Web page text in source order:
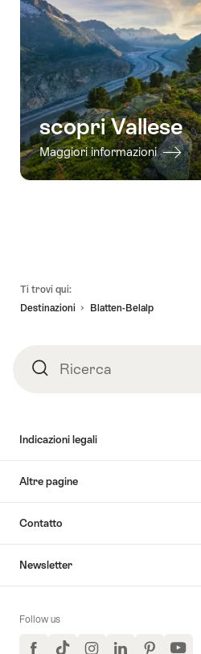
scopri Vallese
Maggiori informazioni
Ti trovi qui:
Destinazioni
Blatten-Belalp
RicercaRicerca
Indicazioni legali
Altre pagine
Contatto
Newsletter
Follow us
FacebookTikTokInstagramLinkedInPinterest